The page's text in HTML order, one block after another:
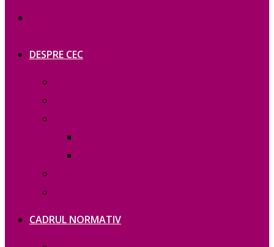
DESPRE CEC
CADRUL NORMATIV